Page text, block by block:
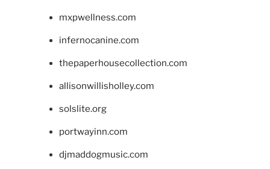
mxpwellness.com
infernocanine.com
thepaperhousecollection.com
allisonwillisholley.com
solslite.org
portwayinn.com
djmaddogmusic.com